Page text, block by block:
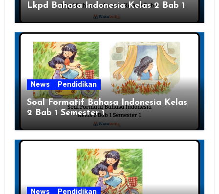
Lkpd Bahasa Indonesia Kelas 2 Bab 1
News Pendidikan
Soal Formatif Bahasa Indonesia Kelas
2 Bab 1 Semester 1
News Pendidikan